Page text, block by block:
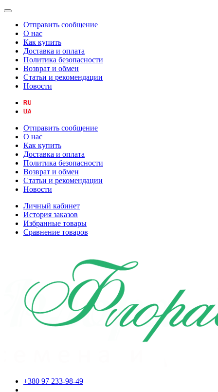
Отправить сообщение
О нас
Как купить
Доставка и оплата
Политика безопасности
Возврат и обмен
Статьи и рекомендации
Новости
Отправить сообщение
О нас
Как купить
Доставка и оплата
Политика безопасности
Возврат и обмен
Статьи и рекомендации
Новости
Личный кабинет
История заказов
Избранные товары
Сравнение товаров
+380 97 233-98-49